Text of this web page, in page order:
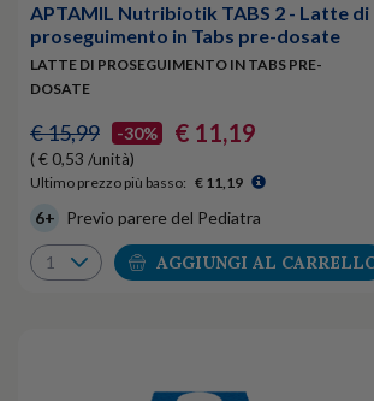
APTAMIL Nutribiotik TABS 2 - Latte di
proseguimento in Tabs pre-dosate
LATTE DI PROSEGUIMENTO IN TABS PRE-
DOSATE
€ 15,99 -30% € 11,19
( € 0,53 /unità)
Ultimo prezzo più basso: € 11,19
6+ Previo parere del Pediatra
AGGIUNGI AL